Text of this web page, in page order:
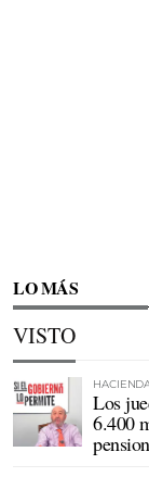
LO MÁS
VISTO
Los
6.400